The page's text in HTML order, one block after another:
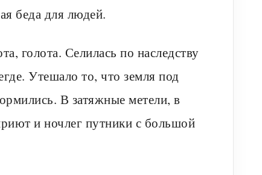
беда для людей.
голота. Селилась по наследству
Утешало то, что земля под
В затяжные метели, в
и ночлег путники с большой